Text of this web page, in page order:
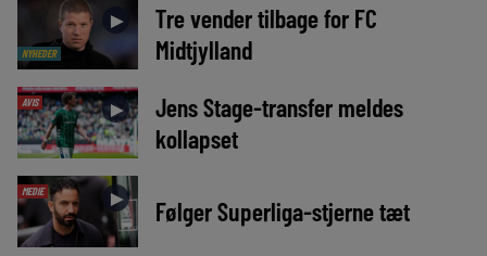
NYHEDER
►
Tre vender tilbage for FC
Midtjylland
AVIS ►
Jens Stage-transfer meldes
kollapset
MEDIE ► Følger Superliga-stjerne tæt